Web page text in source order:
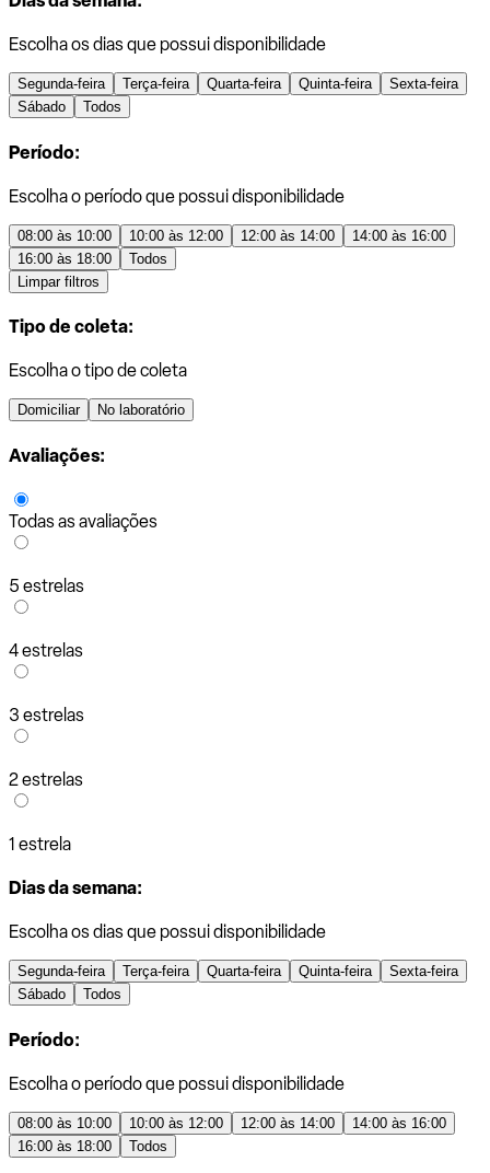
Escolha os dias que possui disponibilidade
Segunda-feira Terça-feira Quarta-feira Quinta-feira
Sexta-feira
Sábado
Todos
Período:
Escolha o período que possui disponibilidade
08:00 às 10:00 10:00 às 12:00 12:00 às 14:00
14:00 às 16:00
16:00 às 18:00
Todos
Limpar filtros
Tipo de coleta:
Escolha o tipo de coleta
Domiciliar No laboratório
Avaliações:
Todas as avaliações
5 estrelas
4 estrelas
3 estrelas
2 estrelas
1 estrela
Dias da semana:
Escolha os dias que possui disponibilidade
Segunda-feira Terça-feira Quarta-feira Quinta-feira
Sexta-feira
Sábado
Todos
Período:
Escolha o período que possui disponibilidade
08:00 às 10:00 10:00 às 12:00 12:00 às 14:00
14:00 às 16:00
16:00 às 18:00
Todos